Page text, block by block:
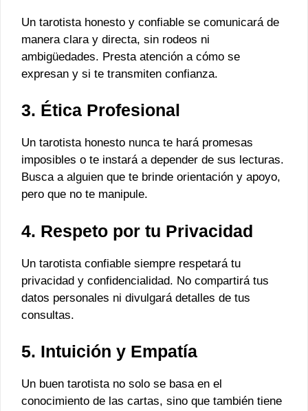
Un tarotista honesto y confiable se comunicará de
manera clara y directa, sin rodeos ni
ambigüedades. Presta atención a cómo se
expresan y si te transmiten confianza.
3. Ética Profesional
Un tarotista honesto nunca te hará promesas
imposibles o te instará a depender de sus lecturas.
Busca a alguien que te brinde orientación y apoyo,
pero que no te manipule.
4. Respeto por tu Privacidad
Un tarotista confiable siempre respetará tu
privacidad y confidencialidad. No compartirá tus
datos personales ni divulgará detalles de tus
consultas.
5. Intuición y Empatía
Un buen tarotista no solo se basa en el
conocimiento de las cartas, sino que también tiene